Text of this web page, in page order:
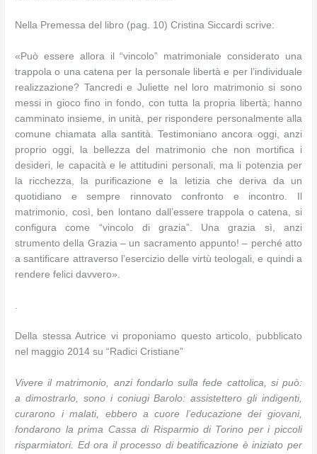
Nella Premessa del libro (pag. 10) Cristina Siccardi scrive:
«Può essere allora il “vincolo” matrimoniale considerato una
trappola o una catena per la personale libertà e per l’individuale
realizzazione? Tancredi e Juliette nel loro matrimonio si sono
messi in gioco fino in fondo, con tutta la propria libertà; hanno
camminato insieme, in unità, per rispondere personalmente alla
comune chiamata alla santità. Testimoniano ancora oggi, anzi
proprio oggi, la bellezza del matrimonio che non mortifica i
desideri, le capacità e le attitudini personali, ma li potenzia per
la ricchezza, la purificazione e la letizia che deriva da un
quotidiano e sempre rinnovato confronto e incontro. Il
matrimonio, così, ben lontano dall’essere trappola o catena, si
configura come “vincolo di grazia”. Una grazia sì, anzi
strumento della Grazia – un sacramento appunto! – perché atto
a santificare attraverso l’esercizio delle virtù teologali, e quindi a
rendere felici davvero».
Della stessa Autrice vi proponiamo questo articolo, pubblicato
nel maggio 2014 su “Radici Cristiane”
Vivere il matrimonio, anzi fondarlo sulla fede cattolica, si può:
a dimostrarlo, sono i coniugi Barolo: assistettero gli indigenti,
curarono i malati, ebbero a cuore l’educazione dei giovani,
fondarono la prima Cassa di Risparmio di Torino per i piccoli
risparmiatori. Ed ora il processo di beatificazione è iniziato per